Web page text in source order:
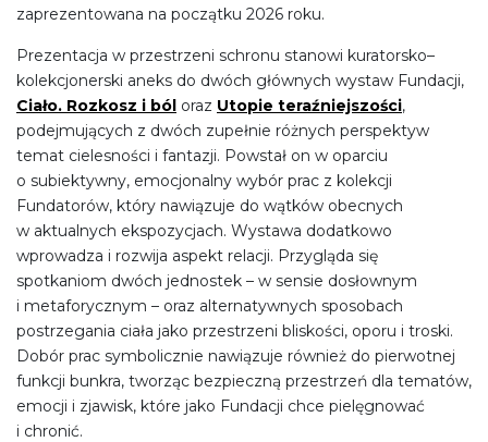
zaprezentowana na początku 2026 roku.
Prezentacja w przestrzeni schronu stanowi kuratorsko–
kolekcjonerski aneks do dwóch głównych wystaw Fundacji,
Ciało. Rozkosz i ból oraz Utopie teraźniejszości,
podejmujących z dwóch zupełnie różnych perspektyw
temat cielesności i fantazji. Powstał on w oparciu
o subiektywny, emocjonalny wybór prac z kolekcji
Fundatorów, który nawiązuje do wątków obecnych
w aktualnych ekspozycjach. Wystawa dodatkowo
wprowadza i rozwija aspekt relacji. Przygląda się
spotkaniom dwóch jednostek – w sensie dosłownym
i metaforycznym – oraz alternatywnych sposobach
postrzegania ciała jako przestrzeni bliskości, oporu i troski.
Dobór prac symbolicznie nawiązuje również do pierwotnej
funkcji bunkra, tworząc bezpieczną przestrzeń dla tematów,
emocji i zjawisk, które jako Fundacji chce pielęgnować
i chronić.